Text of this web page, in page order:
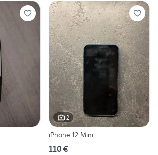
2
iPhone 12 Mini
110 €